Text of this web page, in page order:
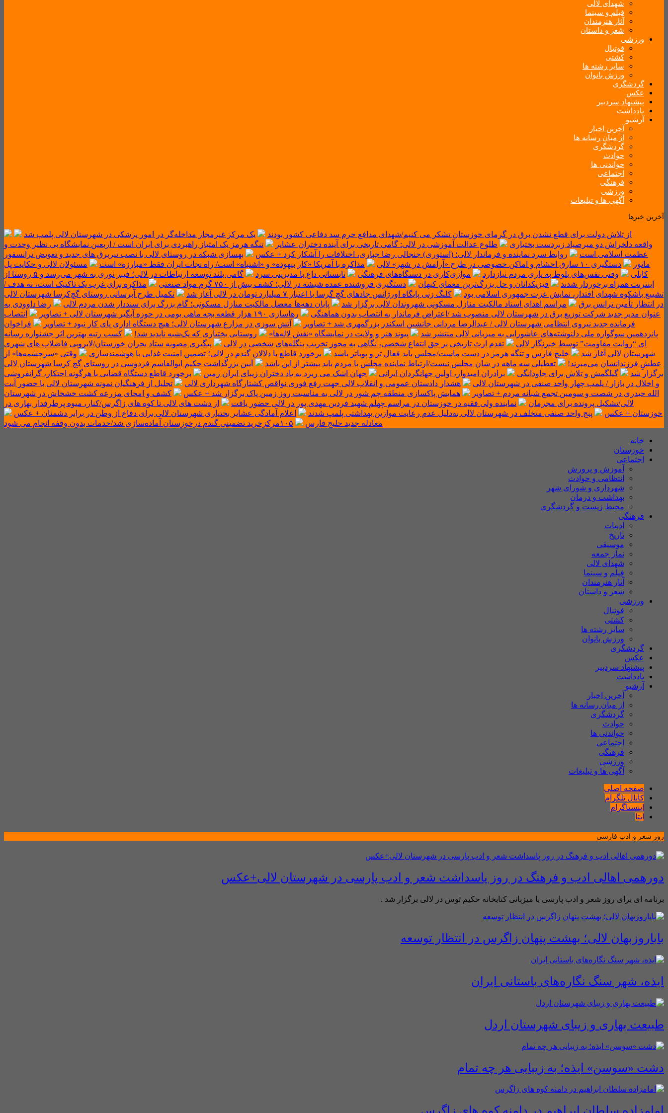
شهدای لالی
فیلم و سینما
آثار هنرمندان
شعر و داستان
ورزشی
فوتبال
کشتی
سایر رشته ها
ورزش بانوان
گردشگری
عکس
پیشنهاد سردبیر
یادداشت
آرشیو
آخرین اخبار
از میان رسانه ها
گردشگری
حوادث
خواندنی ها
اجتماعی
فرهنگی
ورزشی
آگهی ها و تبلیغات
آخرین خبرها
از تلاش دولت برای قطع نشدن برق در گرمای خوزستان تشکر می کنیم/شهدای مدافع حرم سد دفاعی کشور بودند
یک مرکز غیرمجاز مداخله‌گر در امور پزشکی در شهرستان لالی پلمپ شد
واقعه دلخراش دو میرصیاد زبردست بختیاری
‌طلوع عدالت آموزشی در لالی: گامی تاریخی برای آینده دختران عشایر
تنگه هرمز یک امتیاز راهبردی برای ایران است / اربعین نمایشگاه بی نظیر وحدت و
عظمت اسلامی است
روابط سرد نماینده و فرماندار لالی؛ (استوری) جنجالی رضا جباری، اختلافات را آشکار کرد + عکس
بهسازی شبکه در روستای لالی با نصب تیربرق های جدید و تعویض ترانسفور
ماتور
دستگیری ۱۰ سارق احشام و اماکن خصوصی در طرح «آرامش در شهر» لالی مذاکره با آمریکا «کار بیهوده» و «اشتباه» است/ راه نجات ایران فقط «مبارزه» است
مسئولان لالی و حکایت پل
کابلی
وقتی نفس‌های بلوط به یاری مردم نیازدارد موازی‌کاری در دستگاه‌های فرهنگی تابستانی داغ با مدیریتی سرد
گامی بلند توسعه ارتباطات در لالی؛ فیبر نوری به شهر می‌رسد و ۵ روستا از
اینترنت همراه برخوردار شدند
فیزیکدانان و حل بزرگ‌ترین معمای کیهان دستگیری فروشنده عمده شیشه در لالی؛ کشف بیش از ۷۵۰ گرم مواد صنعتی
مذاکره برای غرب یک تاکتیک است، نه هدف /
تشییع باشکوه شهدای اقتدار، نمایش عزت جمهوری اسلامی بود
کلنگ زنی پایگاه اورژانس جادهای گچ گرسا با اعتبار ۷ میلیارد تومان در لالی آغاز شد
تکمیل طرح آبرسانی روستای گچ‌کرسا شهرستان لالی
در انتظار تأمین ترانس برق
مراسم اهدای اسناد مالکیت منازل مسکونی شهروندان لالی برگزار شد پایان دهه‌ها معضل مالکیت منازل مسکونی؛ گام بزرگ برای سنددار شدن مردم لالی
رضا داوودی به
عنوان مدیر جدید شرکت توزیع برق در شهرستان لالی منصوب شد /اعتراض فرماندار به انتصاب بدون هماهنگی
رهاسازی ۱۹۰ هزار قطعه بچه ماهی بومی در حوزه آبگیر شهرستان لالی + تصاویر
انتصاب
فرمانده جدید نیروی انتظامی شهرستان لالی / عبدالرضا مردانی جانشین اسکندر بزرگمهری شد + تصاویر
آتش سوزی در مزارع شهرستان لالی؛ هیچ دستگاه اداری پای کار نبود + تصاویر
فراخوان
پانزدهمین سوگواره ملی دلنوشته‌های عاشورایی به میزبانی لالی منتشر شد
پیوند هنر و ولایت در نمایشگاه «نقش لاله‌ها» روستایی بختیاری که یک‌شبه ناپدید شد!
کسب رتبه بهترین اثر جشنواره رسانه
ای “روایت مقاومت” توسط خبرنگار لالی
تقدم ارث تاریخی بر حق انتفاع شخصی، نگاهی به مجوز تخریب بنگله‌های شخصی در لالی
پیگیری مصوبه ستاد بحران خوزستان/لایروبی فاضلاب های شهری
شهرستان لالی آغاز شد
خلیج فارس و تنگه هرمز در دست ماست/مجلس باید فعال تر و پویاتر باشد برخورد قاطع با دلالان گندم در لالی؛ تضمین امنیت غذایی با هوشمندسازی
وقتی «سرچشمه‌ها» از
عطشِ فرزندانشان می‌میرند!
تعطیلی سه ماهه در شان مجلس نیست/ارتباط نماینده مجلس با مردم باید بیشتر از این باشد
آیین بزرگداشت حکیم ابوالقاسم فردوسی در روستای گچ کرسا شهرستان لالی
برگزار شد
گیلگمش و تلاش برای جاودانگی برادران امیدوار، اولین جهانگردان ایرانی جهان اشک می ریزد به یاد دختران زیبای ایران زمین
برخورد قاطع دستگاه قضایی با هرگونه احتکار، گرانفروشی
و اخلال در بازار / پلمپ چهار واحد صنفی در شهرستان لالی
هشدار دادستان عمومی و انقلاب لالی جهت رفع فوری نواقص کشتارگاه شهرداری‌ لالی
تجلیل از فرهنگیان نمونه شهرستان لالی با حضور آیت
الله حیدری در شصت و سومین تجمع شبانه مردم + تصاویر
همایش پاکسازی منطقه چم شور در لالی به مناسبت روز زمین پاک برگزار شد + عکس
کشف و امحای مزرعه کشت خشخاش در شهرستان
لالی/تشکیل پرونده برای مجرمان
نماینده ولی فقیه در خوزستان در مراسم چهلم شهید فردین مهدی پور در لالی حضور یافت
از دشت های لالی تا کوه های زاگرس/کنار، میوه پرطرفدار بهاری در
خوزستان + عکس
پنج واحد صنفی متخلف در شهرستان لالی به‌دلیل عدم رعایت موازین بهداشتی پلمپ شدند
اعلام آمادگی عشایر بختیاری شهرستان لالی برای دفاع از وطن در برابر دشمنان + عکس
معادله جدید خلیج فارس
۱۰۵مرکزخرید تضمینی گندم درخوزستان آماده‌سازی شد/خدمات بدون وقفه انجام می شود
خانه
خوزستان
اجتماعی
آموزش و پرورش
انتظامی و حوادث
شهرداری و شورای شهر
بهداشت و درمان
محیط زیست و گردشگری
فرهنگی
ادبیات
تاریخ
موسیقی
نماز جمعه
شهدای لالی
فیلم و سینما
آثار هنرمندان
شعر و داستان
ورزشی
فوتبال
کشتی
سایر رشته ها
ورزش بانوان
گردشگری
عکس
پیشنهاد سردبیر
یادداشت
آرشیو
آخرین اخبار
از میان رسانه ها
گردشگری
حوادث
خواندنی ها
اجتماعی
فرهنگی
ورزشی
آگهی ها و تبلیغات
صفحه اصلی
کانال تلگرام
اینستاگرام
ایتا
روز شعر و ادب فارسی
دورهمی اهالی ادب و فرهنگ در روز پاسداشت شعر و ادب پارسی در شهرستان لالی+عکس
برنامه ای برای روز شعر و ادب پارسی با میزبانی کتابخانه حکیم توس در لالی برگزار شد .
باباروزبهان لالی؛ بهشت پنهان زاگرس در انتظار توسعه
ایذه، شهر سنگ نگاره‌های باستانی ایران
طبیعت بهاری و زیبای شهرستان اردل
دشت «سوسن» ایذه؛ به زیبایی هر چه تمام